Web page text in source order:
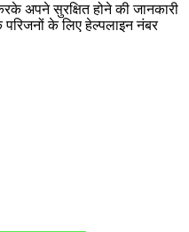
अपने सुरक्षित होने की जानकारी
परिजनों के लिए हेल्पलाइन नंबर